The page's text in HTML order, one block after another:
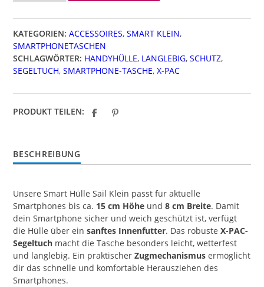
KATEGORIEN: ACCESSOIRES,SMART KLEIN,
SMARTPHONETASCHEN
SCHLAGWÖRTER: HANDYHÜLLE, LANGLEBIG,SCHUTZ,
SEGELTUCH,SMARTPHONE-TASCHE,X-PAC
PRODUKT TEILEN:
BESCHREIBUNG
Unsere Smart Hülle Sail Klein passt für aktuelle
Smartphones bis ca. 15 cm Höhe und8 cm Breite. Damit
dein Smartphone sicher und weich geschützt ist, verfügt
die Hülle über einsanftes Innenfutter. Das robusteX-PAC-
Segeltuch macht die Tasche besonders leicht, wetterfest
und langlebig. Ein praktischerZugmechanismus ermöglicht
dir das schnelle und komfortable Herausziehen des
Smartphones.